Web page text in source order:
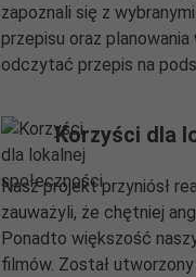
zapoznali się z
przepisu oraz
odczytać przepis na
Korzyści dla
Nasz projekt przyniósł
zauważyli, że chętniej
Ponadto większość
filmów. Został